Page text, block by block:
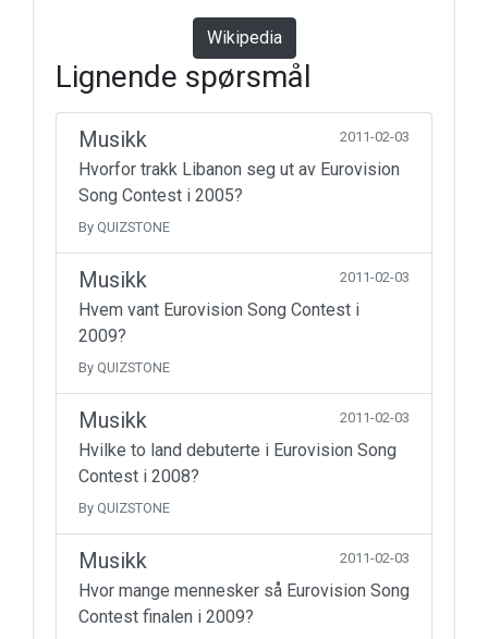
Wikipedia
Lignende spørsmål
Musikk 2011-02-03
Hvorfor trakk Libanon seg ut av Eurovision
Song Contest i 2005?
By QUIZSTONE
Musikk 2011-02-03
Hvem vant Eurovision Song Contest i
2009?
By QUIZSTONE
Musikk 2011-02-03
Hvilke to land debuterte i Eurovision Song
Contest i 2008?
By QUIZSTONE
Musikk 2011-02-03
Hvor mange mennesker så Eurovision Song
Contest finalen i 2009?